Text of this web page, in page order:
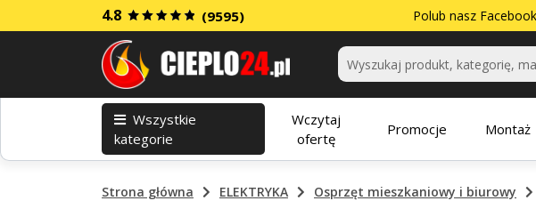
4.8 (9595) Polub nasz Facebook
Kategorie
Wszystkie
kategorie
Wczytaj
ofertę
Promocje Montaż
Strona główna ELEKTRYKA Osprzęt mieszkaniowy i biurowy